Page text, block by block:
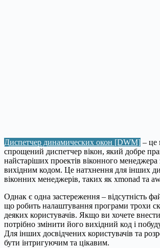
Диспетчер динамических окон [DWM] – це
спрощений диспетчер вікон, який добре
найстаріших проектів віконного менеджера
вихідним кодом. Це натхнення для інших
віконних менеджерів, таких як xmonad та
Однак є одна застереження – відсутність
що робить налаштування програми трохи
деяких користувачів. Якщо ви хочете
потрібно змінити його вихідний код і
Для інших досвідчених користувачів та
бути інтригуючим та цікавим.